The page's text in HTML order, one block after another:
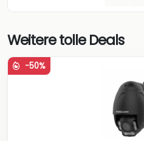
Weitere tolle Deals
-50%